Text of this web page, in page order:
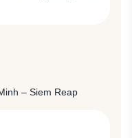
– Siem Reap